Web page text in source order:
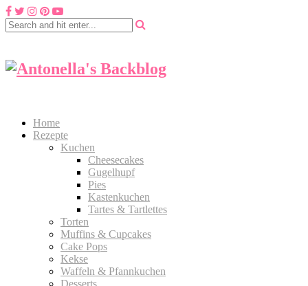
Home
Rezepte
Kuchen
Cheesecakes
Gugelhupf
Pies
Kastenkuchen
Tartes & Tartlettes
Torten
Muffins & Cupcakes
Cake Pops
Kekse
Waffeln & Pfannkuchen
Desserts